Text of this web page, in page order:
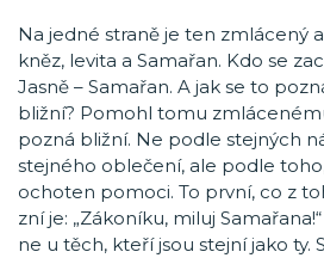
Na jedné straně je ten zmlácený
kněz, levita a Samařan. Kdo se
Jasně – Samařan. A jak se to
bližní? Pomohl tomu
pozná bližní. Ne podle stejných
stejného oblečení, ale podle
ochoten pomoci. To první, co z
zní je: „Zákoníku, miluj
ne u těch, kteří jsou stejní jako ty.